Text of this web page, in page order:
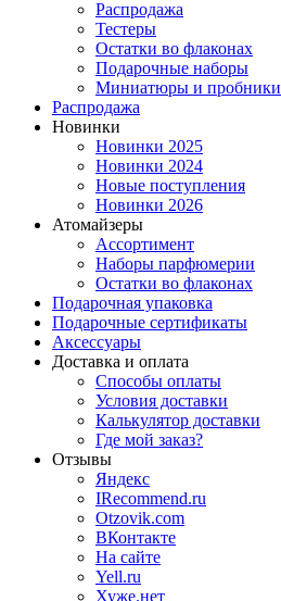
Распродажа
Тестеры
Остатки во флаконах
Подарочные наборы
Миниатюры и пробники
Распродажа
Новинки
Новинки 2025
Новинки 2024
Новые поступления
Новинки 2026
Атомайзеры
Ассортимент
Наборы парфюмерии
Остатки во флаконах
Подарочная упаковка
Подарочные сертификаты
Аксессуары
Доставка и оплата
Способы оплаты
Условия доставки
Калькулятор доставки
Где мой заказ?
Отзывы
Яндекс
IRecommend.ru
Otzovik.com
ВКонтакте
На сайте
Yell.ru
Хуже.нет